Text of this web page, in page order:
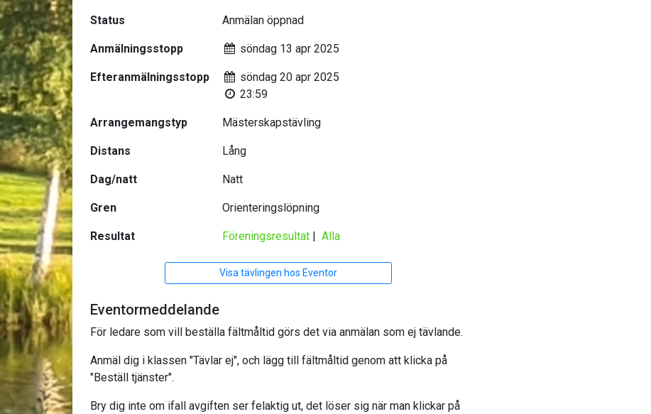
Status Anmälan öppnad
Anmälningsstopp söndag 13 apr 2025
Efteranmälningsstopp
söndag 20 apr 2025
23:59
Arrangemangstyp Mästerskapstävling
Distans Lång
Dag/natt Natt
Gren Orienteringslöpning
Resultat Föreningsresultat |Alla
Visa tävlingen hos Eventor
Eventormeddelande
För ledare som vill beställa fältmåltid görs det via anmälan som ej tävlande.
Anmäl dig i klassen "Tävlar ej", och lägg till fältmåltid genom att klicka på
"Beställ tjänster".
Bry dig inte om ifall avgiften ser felaktig ut, det löser sig när man klickar på